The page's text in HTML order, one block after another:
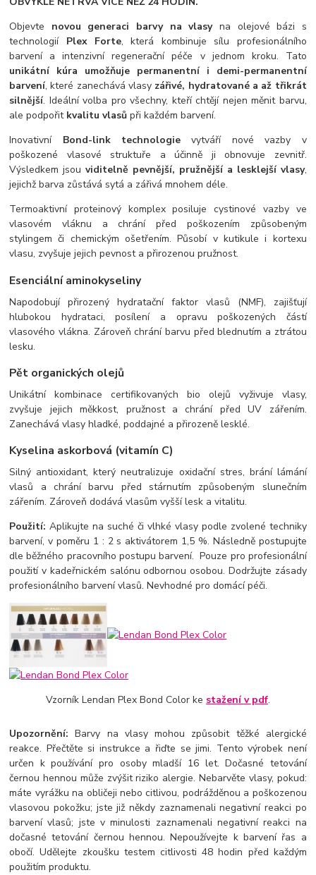
Objevte novou generaci barvy na vlasyna olejové bázi s
technologií Plex Forte, která kombinuje sílu profesionálního
barvení a intenzivní regenerační péče v jednom kroku. Tato
unikátní kúra umožňuje permanentní i demi-permanentní
barvení, které zanechává vlasy zářivé, hydratované a až třikrát
silnější. Ideální volba pro všechny, kteří chtějí nejen měnit barvu,
ale podpořitkvalitu vlasů při každém barvení.
Inovativní Bond-link technologie vytváří nové vazby v
poškozené vlasové struktuře a účinně ji obnovuje zevnitř.
Výsledkem jsouviditelně pevnější, pružnější a lesklejší vlasy,
jejichž barva zůstává sytá a zářivá mnohem déle.
Termoaktivní proteinový komplex posiluje cystinové vazby ve
vlasovém vláknu a chrání před poškozením způsobeným
stylingem či chemickým ošetřením. Působí v kutikule i kortexu
vlasu, zvyšuje jejich pevnost a přirozenou pružnost.
Esenciální aminokyseliny
Napodobují přirozený hydratační faktor vlasů (NMF), zajišťují
hlubokou hydrataci, posílení a opravu poškozených částí
vlasového vlákna. Zároveň chrání barvu před blednutím a ztrátou
lesku.
Pět organických olejů
Unikátní kombinace certifikovaných bio olejů vyživuje vlasy,
zvyšuje jejich měkkost, pružnost a chrání před UV zářením.
Zanechává vlasy hladké, poddajné a přirozeně lesklé.
Kyselina askorbová (vitamín C)
Silný antioxidant, který neutralizuje oxidační stres, brání lámání
vlasů a chrání barvu před stárnutím způsobeným slunečním
zářením. Zároveň dodává vlasům vyšší lesk a vitalitu.
Použití:Aplikujte na suché či vlhké vlasy podle zvolené techniky
barvení, v poměru 1 : 2 s aktivátorem 1,5 %. Následně postupujte
dle běžného pracovního postupu barvení. Pouze pro profesionální
použití v kadeřnickém salónu odbornou osobou. Dodržujte zásady
profesionálního barvení vlasů. Nevhodné pro domácí péči.
Vzorník Lendan Plex Bond Color ke stažení v pdf.
Upozornění: Barvy na vlasy mohou způsobit těžké alergické
reakce. Přečtěte si instrukce a řiďte se jimi. Tento výrobek není
určen k používání pro osoby mladší 16 let. Dočasné tetování
černou hennou může zvýšit riziko alergie. Nebarvěte vlasy, pokud:
máte vyrážku na obličeji nebo citlivou, podrážděnou a poškozenou
vlasovou pokožku; jste již někdy zaznamenali negativní reakci po
barvení vlasů; jste v minulosti zaznamenali negativní reakci na
dočasné tetování černou hennou. Nepoužívejte k barvení řas a
obočí. Udělejte zkoušku testem citlivosti 48 hodin před každým
použitím produktu.